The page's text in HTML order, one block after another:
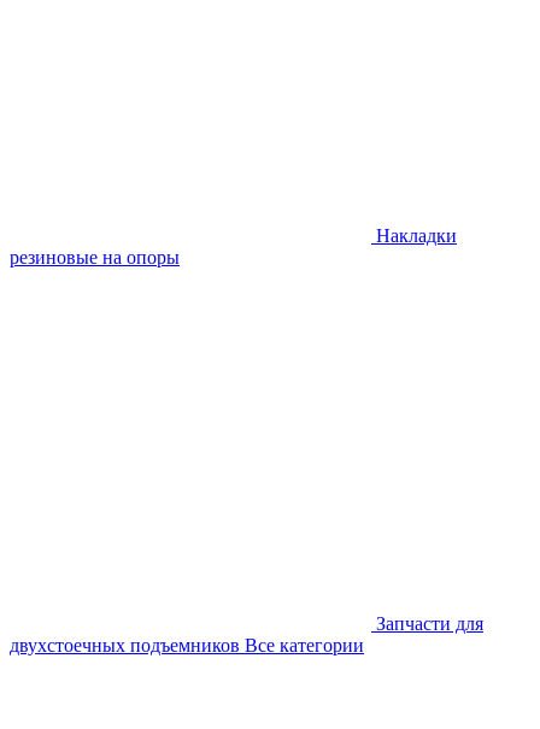
Накладки
резиновые на опоры
Запчасти для
двухстоечных подъемников Все категории